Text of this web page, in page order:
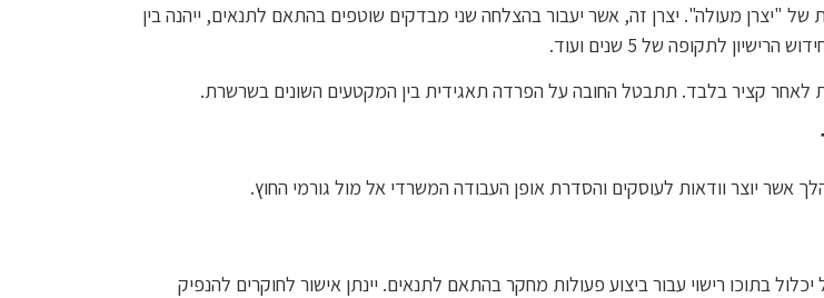
"יצרן מעולה". יצרן זה, אשר יעבור בהצלחה שני מבדקים שוטפים בהתאם לתנאים, ייהנה בין
לתקופה של 5 שנים ועוד.
אשר יוצר וודאות לעוסקים והסדרת אופן העבודה המשרדי אל מול גורמי החוץ.
בתוכו רישוי עבור ביצוע פעולות מחקר בהתאם לתנאים. יינתן אישור לחוקרים להנפיק